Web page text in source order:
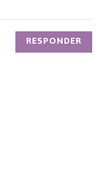
RESPONDER